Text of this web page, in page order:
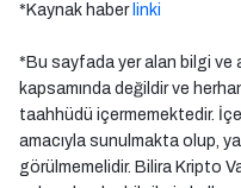
*Kaynak haber linki
*Bu sayfada yer alan bilgi ve
kapsamında değildir ve
taahhüdü içermemektedir.
amacıyla sunulmakta olup,
görülmemelidir. Bilira Kripto